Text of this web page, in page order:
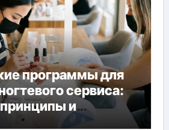
программы для
сервиса:
и